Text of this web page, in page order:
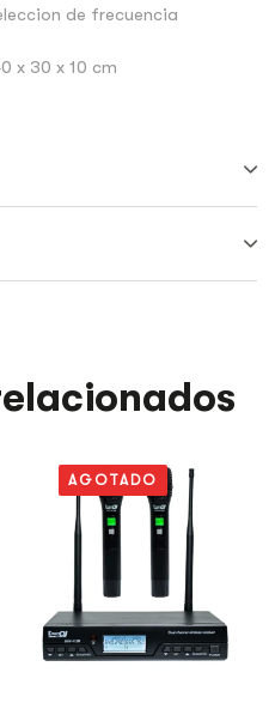
de frecuencia
x 30 x 10 cm
AGOTADO